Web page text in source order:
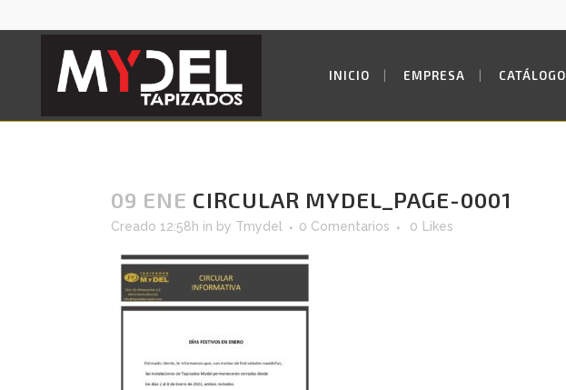
INICIO EMPRESA CATÁLOGO
09 ENE CIRCULAR MYDEL_PAGE-0001
Creado 12:58h in by Tmydel 0 Comentarios 0 Likes